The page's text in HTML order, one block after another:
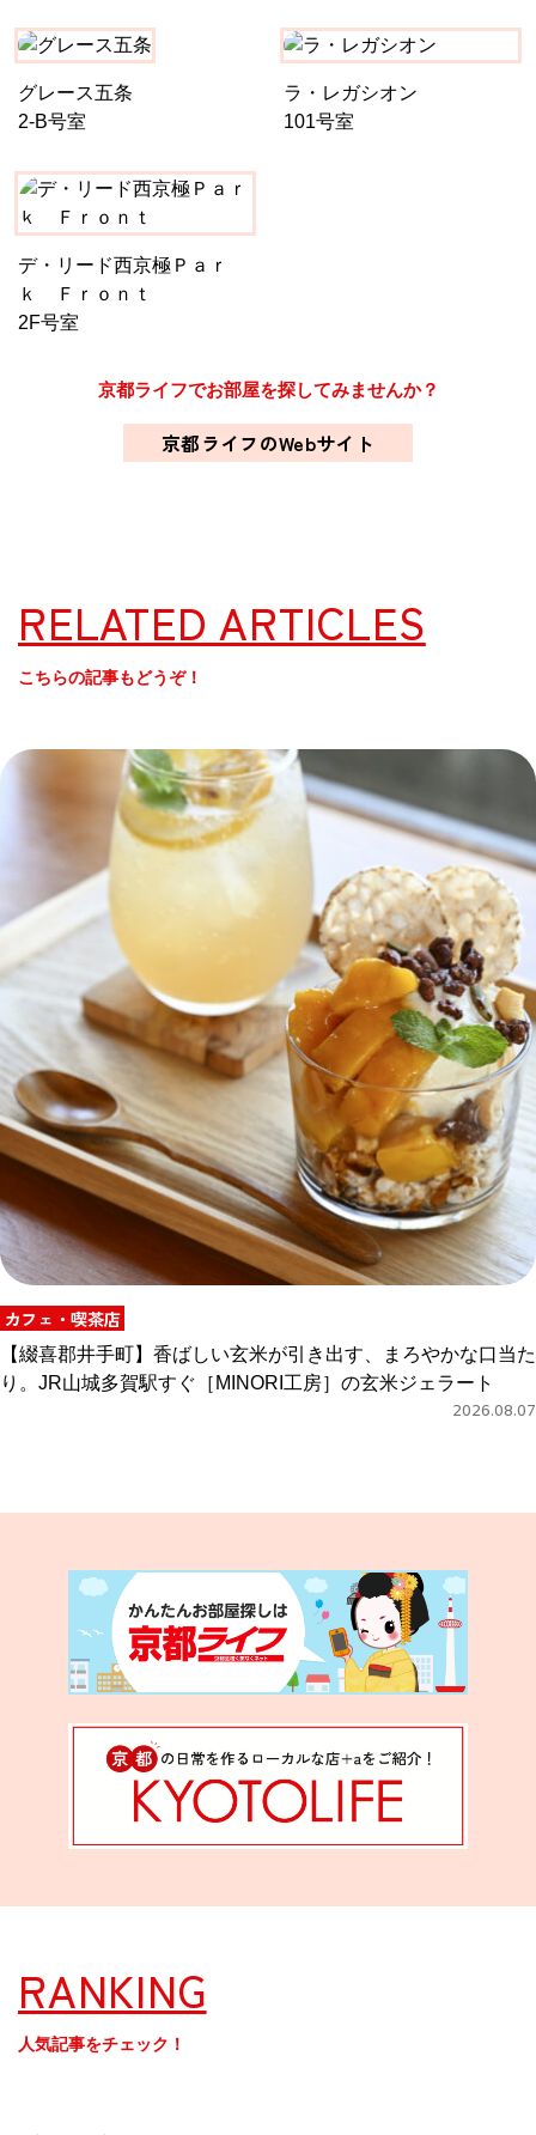
グレース五条
2-B号室
ラ・レガシオン
101号室
デ・リード西京極Ｐａｒ
ｋ Ｆｒｏｎｔ
2F号室
京都ライフでお部屋を探してみませんか？
京都ライフのWebサイト
RELATED ARTICLES
こちらの記事もどうぞ！
カフェ・喫茶店
【綴喜郡井手町】香ばしい玄米が引き出す、まろやかな口当た
り。JR山城多賀駅すぐ［MINORI工房］の玄米ジェラート
2026.08.07
RANKING
人気記事をチェック！